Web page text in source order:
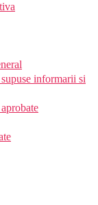
informarii si